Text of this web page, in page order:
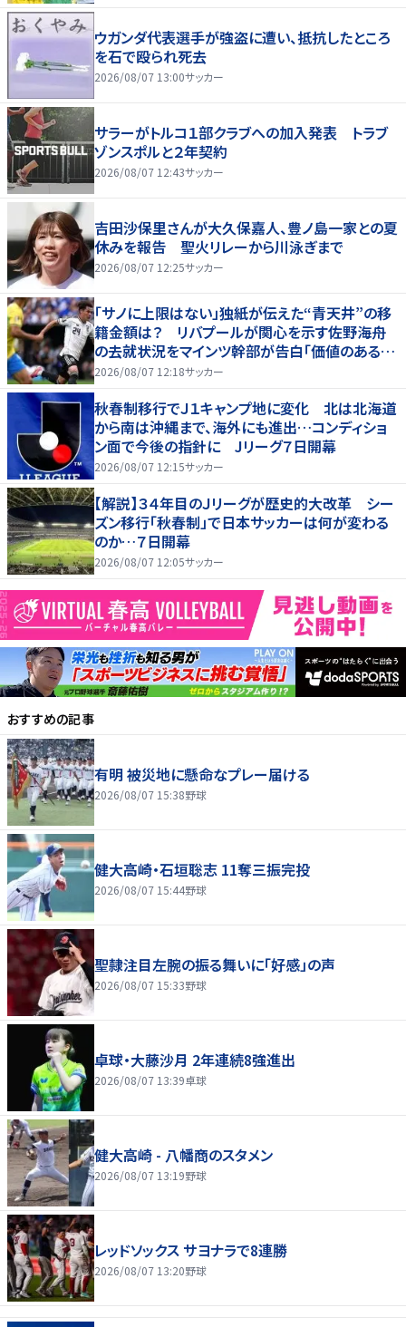
ウガンダ代表選手が強盗に遭い、抵抗したところ
を石で殴られ死去
2026/08/07 13:00サッカー
サラーがトルコ１部クラブへの加入発表 トラブ
ゾンスポルと２年契約
2026/08/07 12:43サッカー
吉田沙保里さんが大久保嘉人、豊ノ島一家との夏
休みを報告 聖火リレーから川泳ぎまで
2026/08/07 12:25サッカー
「サノに上限はない」独紙が伝えた“青天井”の移
籍金額は？ リバプールが関心を示す佐野海舟
の去就状況をマインツ幹部が告白「価値のあるも
のになる」
2026/08/07 12:18サッカー
秋春制移行でＪ１キャンプ地に変化 北は北海道
から南は沖縄まで、海外にも進出…コンディショ
ン面で今後の指針に Jリーグ７日開幕
2026/08/07 12:15サッカー
【解説】３４年目のＪリーグが歴史的大改革 シー
ズン移行「秋春制」で日本サッカーは何が変わる
のか…７日開幕
2026/08/07 12:05サッカー
おすすめの記事
有明 被災地に懸命なプレー届ける
2026/08/07 15:38野球
健大高崎・石垣聡志 11奪三振完投
2026/08/07 15:44野球
聖隷注目左腕の振る舞いに「好感」の声
2026/08/07 15:33野球
卓球・大藤沙月 2年連続8強進出
2026/08/07 13:39卓球
健大高崎 - 八幡商のスタメン
2026/08/07 13:19野球
レッドソックス サヨナラで8連勝
2026/08/07 13:20野球